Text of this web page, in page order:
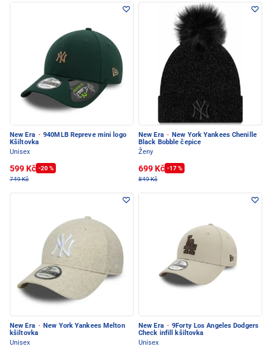
New Era · 940MLB Repreve mini logo
Kšiltovka
Unisex
599 Kč -20 %
749 Kč
New Era · New York Yankees Chenille
Black Bobble čepice
Ženy
699 Kč -17 %
849 Kč
New Era · New York Yankees Melton
kšiltovka
Unisex
New Era · 9Forty Los Angeles Dodgers
Check infill kšiltovka
Unisex